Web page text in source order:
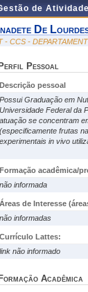
de
De
- CCS -
Perfil Pessoal
Descrição pessoal
Possui Graduação em
Universidade Federal da
atuação se concentram
(especificamente frutas
experimentais in vivo
Formação acadêmica/
não informada
Áreas de Interesse
não informadas
Currículo Lattes:
link não informado
Formação Acadêmica